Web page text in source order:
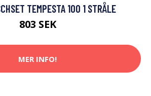
TEMPESTA 100 1 STRÅLE
803 SEK
MER INFO!